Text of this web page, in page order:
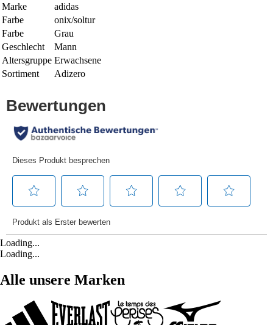
Marke
adidas
Farbe
onix/soltur
Farbe
Grau
Geschlecht
Mann
Altersgruppe Erwachsene
Sortiment
Adizero
Loading...
Loading...
Alle unsere Marken